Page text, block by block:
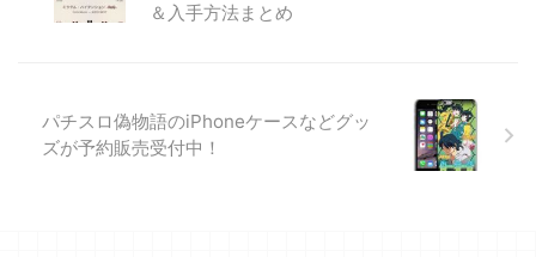
＆入手方法まとめ
パチスロ偽物語のiPhoneケースなどグッ
ズが予約販売受付中！